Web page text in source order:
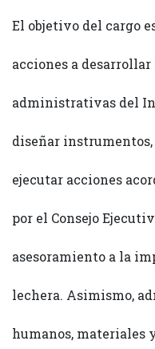
El objetivo del cargo
acciones a
administrativas del
diseñar
ejecutar acciones
por el Consejo
asesoramiento a la
lechera. Asimismo,
humanos, materiales